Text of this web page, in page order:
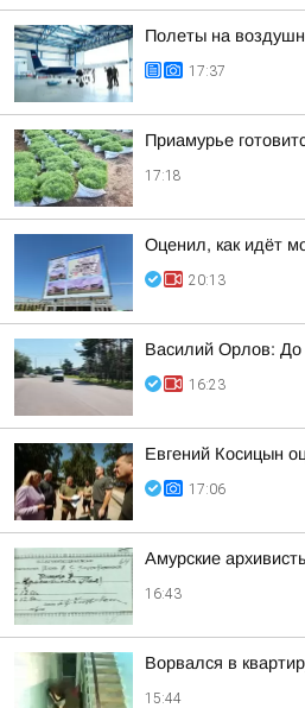
Полеты на
17:37
Приамурье
17:18
Оценил, как идёт
20:13
Василий Орлов: До
16:23
Евгений Косицын
17:06
Амурские
16:43
Ворвался в
15:44